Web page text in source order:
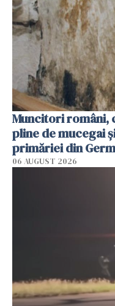
Muncitori români,
pline de mucegai
primăriei din
06 AUGUST 2026